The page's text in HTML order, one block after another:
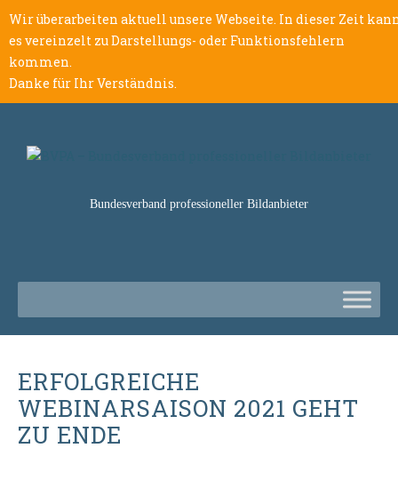
Wir überarbeiten aktuell unsere Webseite. In dieser Zeit
es vereinzelt zu Darstellungs- oder Funktionsfehlern
kommen.
Danke für Ihr Verständnis.
Bundesverband professioneller Bildanbieter
ERFOLGREICHE
WEBINARSAISON 2021 GEHT
ZU ENDE